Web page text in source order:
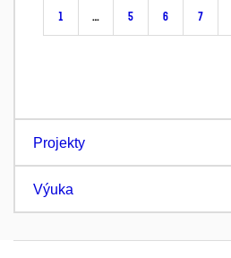
1 … 5 6 7
Projekty
Výuka